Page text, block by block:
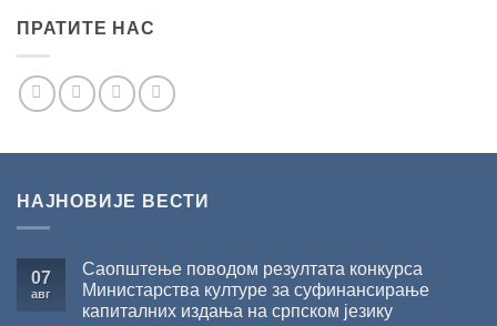
ПРАТИТЕ НАС
НАЈНОВИЈЕ ВЕСТИ
07
авг
Саопштење поводом резултата конкурса
Министарства културе за суфинансирање
капиталних издања на српском језику